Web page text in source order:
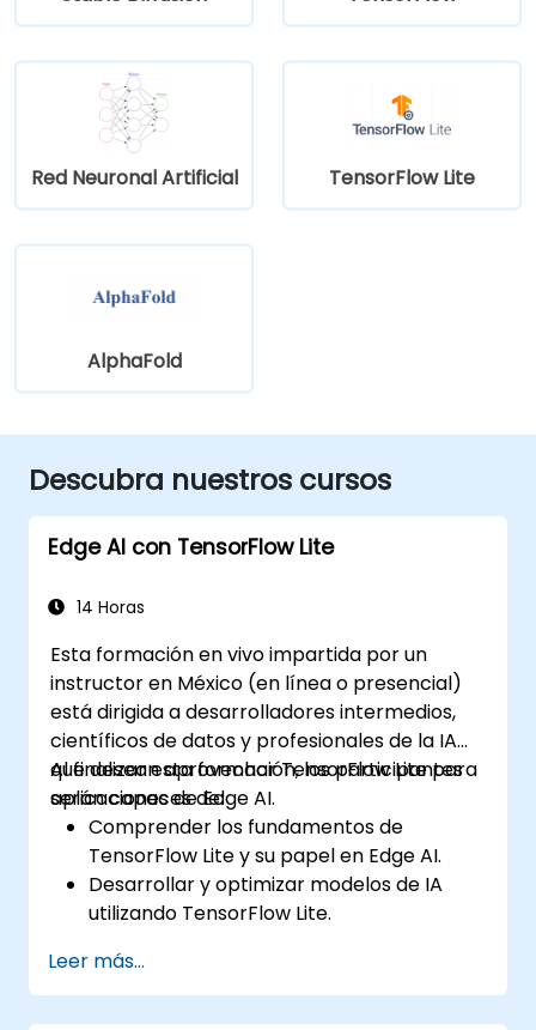
Red Neuronal Artificial TensorFlow Lite
AlphaFold
Descubra nuestros cursos
Edge AI con TensorFlow Lite
14 Horas
Esta formación en vivo impartida por un
instructor en México (en línea o presencial)
está dirigida a desarrolladores intermedios,
científicos de datos y profesionales de la IA
que desean aprovechar TensorFlow Lite para
aplicaciones de Edge AI.
Al finalizar esta formación, los participantes
serán capaces de:
Comprender los fundamentos de
TensorFlow Lite y su papel en Edge AI.
Desarrollar y optimizar modelos de IA
utilizando TensorFlow Lite.
en diversos dispositivos de borde.
Utilizar herramientas y técnicas para la
Leer más...